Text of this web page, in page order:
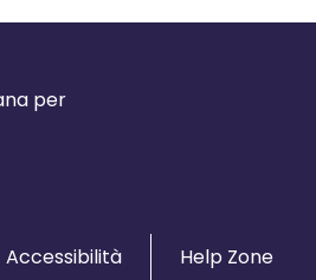
per
Accessibilità Help Zone